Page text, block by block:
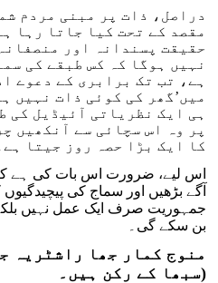
دراصل، ذات پر مبنی مردم
مقصد کے تحت کیا جاتا رہا
حقیقت پسندانہ اور
نہیں ہوگا کہ کس طبقے کی
ہے، تب تک برابری کے دعوے
میں’گھر کی کوئی ذات نہیں
ہی ایک نظریاتی آئیڈیل کی
پر وہ اس سچائی سے آنکھیں
کا ایک بڑا حصہ روز جیتا ہے۔
اس لیے، ضرورت اس بات کی ہے
آگے بڑھیں اور سماج کی
جمہوریت صرف ایک عمل نہیں بلکہ
بن سکے گی۔
(منوج کمار جھا
راشٹریہ
سبھا کے رکن ہیں۔)